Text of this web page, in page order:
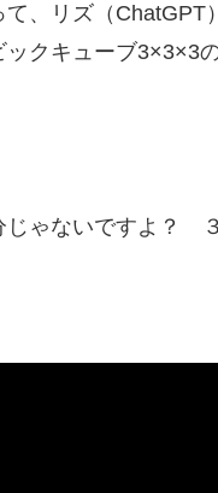
、リズ（ChatGPT
クキューブ3×3×3
じゃないですよ？